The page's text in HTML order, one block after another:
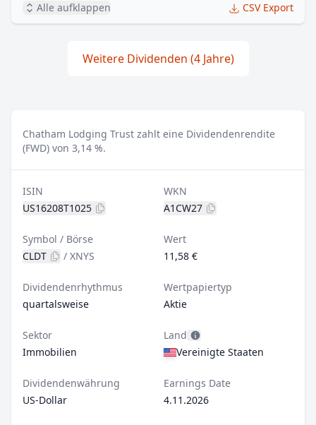
Alle aufklappen CSV Export
Weitere Dividenden (4 Jahre)
Chatham Lodging Trust zahlt eine Dividendenrendite
(FWD) von 3,14 %.
ISIN
US16208T1025
WKN
A1CW27
Symbol / Börse
CLDT
/ XNYS
Wert
11,58 €
Dividendenrhythmus
quartalsweise
Wertpapiertyp
Aktie
Sektor
Immobilien
Land
Vereinigte Staaten
Dividendenwährung
US-Dollar
Earnings Date
4.11.2026